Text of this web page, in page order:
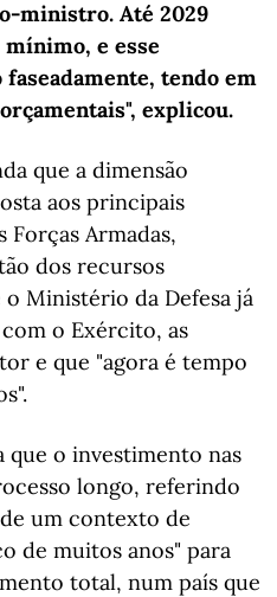
ministro. Até 2029
e esse
tendo em
explicou.
que a dimensão
aos principais
Forças Armadas,
dos recursos
Ministério da Defesa já
o Exército, as
e que "agora é tempo
o investimento nas
longo, referindo
um contexto de
de muitos anos" para
total, num país que